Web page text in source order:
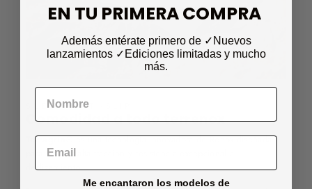
SUELA ANTI-SLIP
Comodidad a todo terrenox
Terragrip®es una tecnología innovadora de Renox diseñada
para ofrecer alta tracción y resistencia excepcional al
deslizamiento.
EN TU PRIMERA COMPRA
Además entérate primero de ✓Nuevos
lanzamientos ✓Ediciones limitadas y mucho
más.
Me encantaron los modelos de